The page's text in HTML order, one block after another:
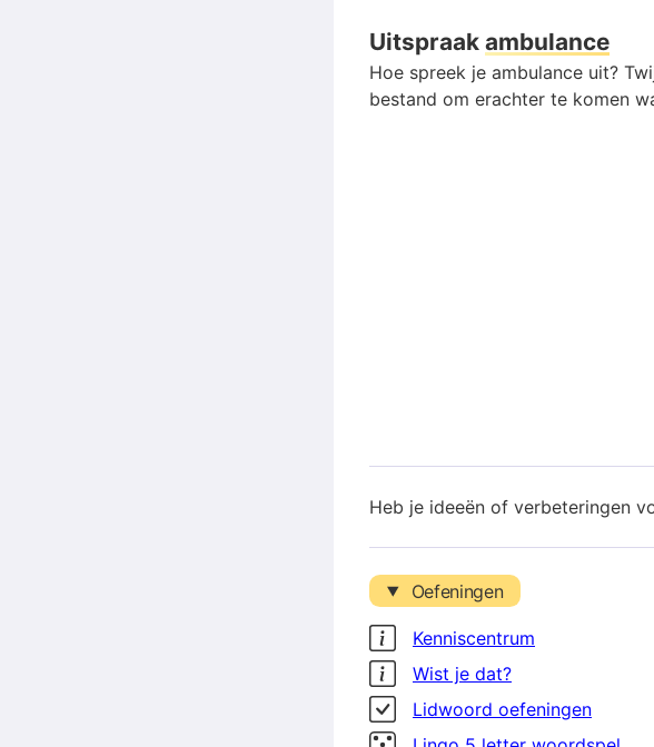
Uitspraak ambulance
Hoe spreek je ambulance uit?
bestand om erachter te komen
Heb je ideeën of verbeteringen
Oefeningen
Kenniscentrum
Wist je dat?
Lidwoord oefeningen